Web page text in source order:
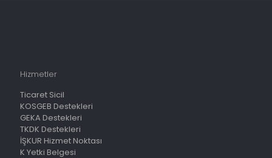
Hizmetler
Ticaret Sicil
KOSGEB Destekleri
GEKA Destekleri
TKDK Destekleri
İŞKUR Hizmet Noktası
K Yetki Belgesi